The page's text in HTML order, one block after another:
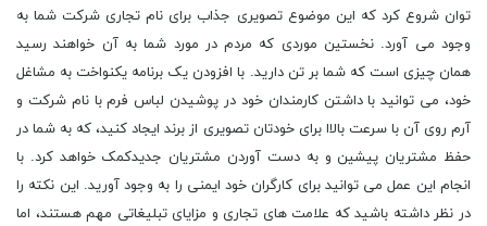
توان شروع کرد که این موضوع تصویری جذاب برای نام تجاری شرکت شما به
وجود می آورد. نخستین موردی که مردم در مورد شما به آن خواهند رسید
همان چیزی است که شما بر تن دارید. با افزودن یک برنامه یکنواخت به مشاغل
خود، می توانید با داشتن کارمندان خود در پوشیدن لباس فرم با نام شرکت و
آرم روی آن با سرعت بالاا برای خودتان تصویری از برند ایجاد کنید، که به شما در
حفظ مشتریان پیشین و به دست آوردن مشتریان جدیدکمک خواهد کرد. با
انجام این عمل می توانید برای کارگران خود ایمنی را به وجود آورید. این نکته را
در نظر داشته باشید که علامت های تجاری و مزایای تبلیغاتی مهم هستند، اما